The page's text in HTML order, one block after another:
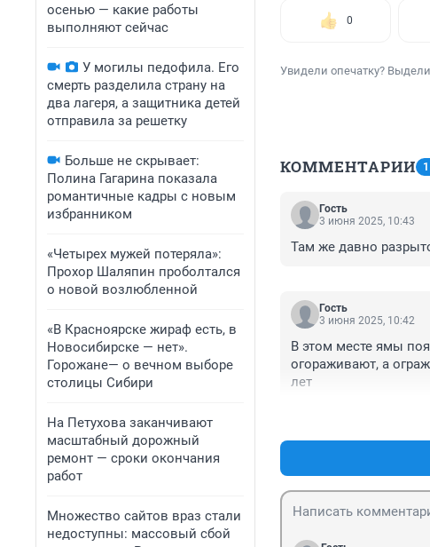
осенью — какие работы
выполняют сейчас
У могилы педофила. Его
смерть разделила страну на
два лагеря, а защитника детей
отправила за решетку
Больше не скрывает:
Полина Гагарина показала
романтичные кадры с новым
избранником
«Четырех мужей потеряла»:
Прохор Шаляпин проболтался
о новой возлюбленной
«В Красноярске жираф есть, в
Новосибирске — нет».
Горожане— о вечном выборе
столицы Сибири
На Петухова заканчивают
масштабный дорожный
ремонт — сроки окончания
работ
Множество сайтов враз стали
недоступны: массовый сбой
0
Увидели опечатку?
КОММЕНТАРИИ
Гость
3 июня 2025, 10:43
Там же давно
Гость
3 июня 2025, 10:42
В этом месте ямы
огораживают, а
лет